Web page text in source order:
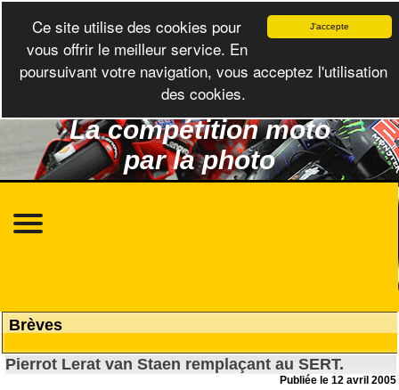
La compétition moto
par la photo
Brèves
Pierrot Lerat van Staen remplaçant au SERT.
Publiée le 12 avril 2005
J'accepte
Ce site utilise des cookies pour
vous offrir le meilleur service. En
poursuivant votre navigation, vous acceptez l'utilisation
des cookies.